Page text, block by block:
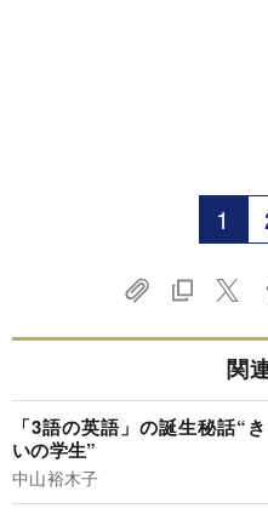
1
関
「3語の英語」の誕生秘話“
いの学生”
中山裕木子